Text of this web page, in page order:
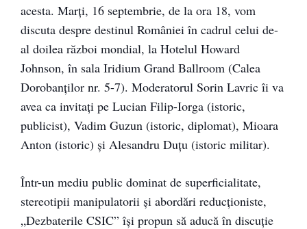
acesta. Marţi, 16 septembrie, de la ora 18, vom
discuta despre destinul României în cadrul celui de-
al doilea război mondial, la Hotelul Howard
Johnson, în sala Iridium Grand Ballroom (Calea
Dorobanţilor nr. 5-7). Moderatorul Sorin Lavric îi va
avea ca invitaţi pe Lucian Filip-Iorga (istoric,
publicist), Vadim Guzun (istoric, diplomat), Mioara
Anton (istoric) şi Alesandru Duţu (istoric militar).
Într-un mediu public dominat de superficialitate,
stereotipii manipulatorii şi abordări reducţioniste,
„Dezbaterile CSIC” îşi propun să aducă în discuţie